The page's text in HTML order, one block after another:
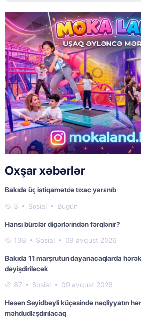
Oxşar xəbərlər
Bakıda üç istiqamətdə tıxac yaranıb
3 Sosial Bugün
Hansı bürclər digərlərindən fərqlənir?
138 Sosial 09 avqust 2026
Bakıda 11 marşrutun dayanacaqlarda
dəyişdiriləcək
87 Sosial 09 avqust 2026
Həsən Seyidbəyli küçəsində nəqliyyatın
məhdudlaşdırılacaq